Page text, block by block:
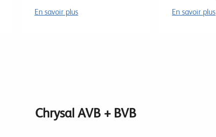
En savoir plus En savoir plus
Chrysal AVB + BVB